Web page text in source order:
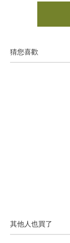
猜您喜歡
其他人也買了